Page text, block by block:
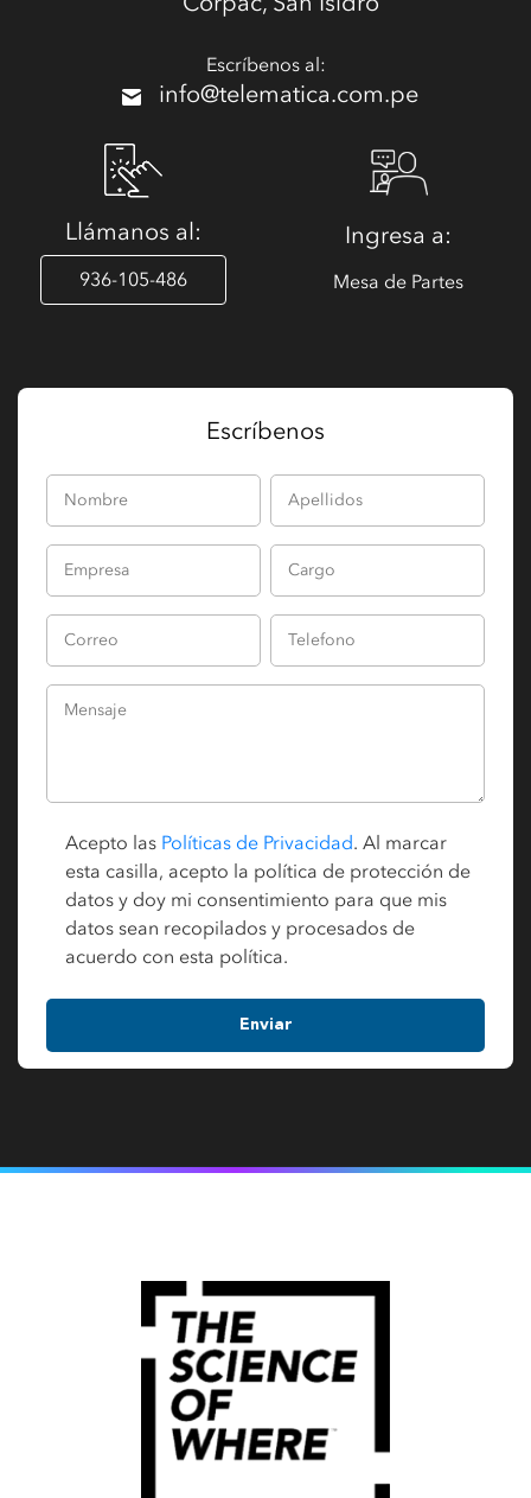
Escríbenos al:
info@telematica.com.pe
Llámanos al:
936-105-486
Ingresa a:
Mesa de Partes
Escríbenos
Acepto las Políticas de Privacidad. Al marcar
esta casilla, acepto la política de protección de
datos y doy mi consentimiento para que mis
datos sean recopilados y procesados de
acuerdo con esta política.